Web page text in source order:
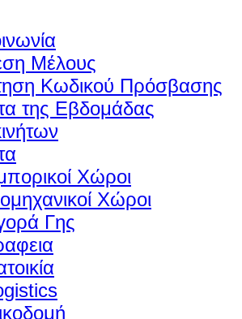
Μέλους
Κωδικού Πρόσβασης
της Εβδομάδας
Χώροι
Χώροι
Γης